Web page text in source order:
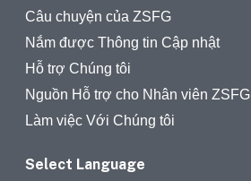
Câu chuyện của ZSFG
Nắm được Thông tin Cập nhật
Hỗ trợ Chúng tôi
Nguồn Hỗ trợ cho Nhân viên ZSFG
Làm việc Với Chúng tôi
Select Language